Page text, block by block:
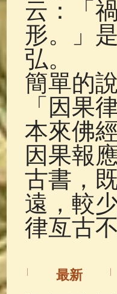
云：「
形。」
弘。
簡單的
「因果
本來佛
因果報
古書，
遠，較
律亙古
最新